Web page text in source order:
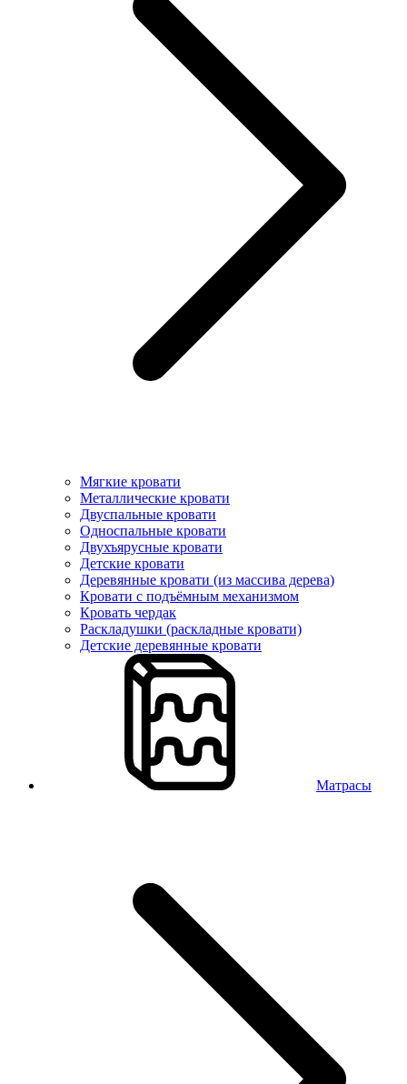
Мягкие кровати
Металлические кровати
Двуспальные кровати
Односпальные кровати
Двухъярусные кровати
Детские кровати
Деревянные кровати (из массива дерева)
Кровати с подъёмным механизмом
Кровать чердак
Раскладушки (раскладные кровати)
Детские деревянные кровати
Матрасы